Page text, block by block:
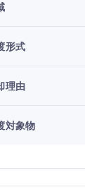
形式
理由
対象物